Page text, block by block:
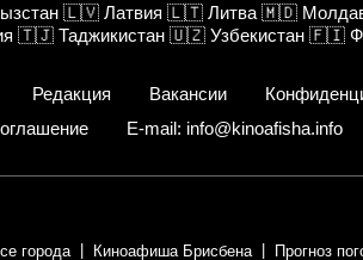
🇱🇻 Латвия 🇱🇹 Литва 🇲🇩
🇹🇯 Таджикистан 🇺🇿 Узбекистан 🇫🇮
Редакция Вакансии
E-mail: info@kinoafisha.info
города Киноафиша Брисбена Прогноз